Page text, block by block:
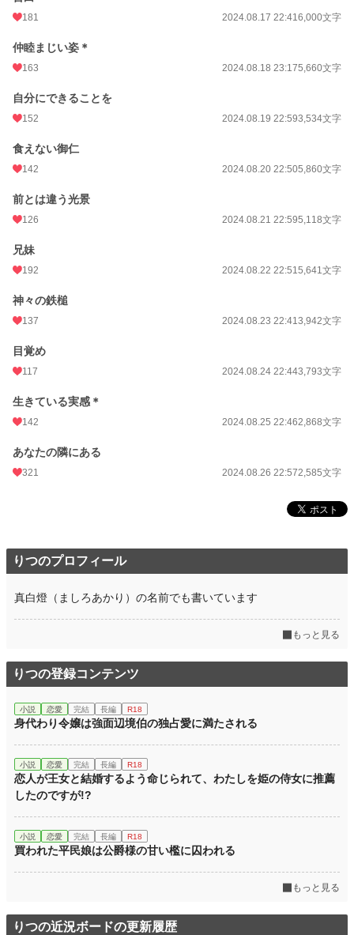
181 2024.08.17 22:416,000文字
仲睦まじい姿＊
163 2024.08.18 23:175,660文字
自分にできることを
152 2024.08.19 22:593,534文字
食えない御仁
142 2024.08.20 22:505,860文字
前とは違う光景
126 2024.08.21 22:595,118文字
兄妹
192 2024.08.22 22:515,641文字
神々の鉄槌
137 2024.08.23 22:413,942文字
目覚め
117 2024.08.24 22:443,793文字
生きている実感＊
142 2024.08.25 22:462,868文字
あなたの隣にある
321 2024.08.26 22:572,585文字
りつのプロフィール
真白燈（ましろあかり）の名前でも書いています
もっと見る
りつの登録コンテンツ
小説 恋愛 完結 長編 R18
身代わり令嬢は強面辺境伯の独占愛に満たされる
小説 恋愛 完結 長編 R18
恋人が王女と結婚するよう命じられて、わたしを姫の侍女に推薦
したのですが!?
小説 恋愛 完結 長編 R18
買われた平民娘は公爵様の甘い檻に囚われる
もっと見る
りつの近況ボードの更新履歴